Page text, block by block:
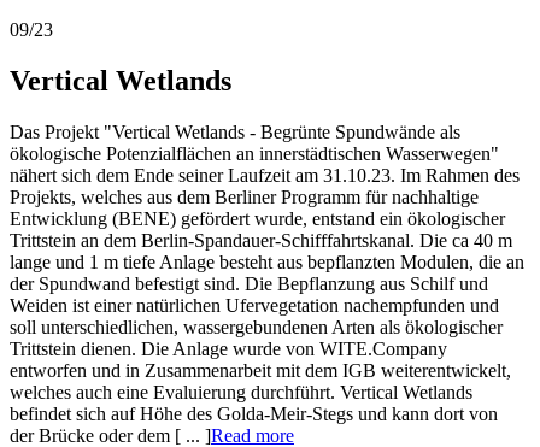
09/23
Vertical Wetlands
Das Projekt "Vertical Wetlands - Begrünte Spundwände als
ökologische Potenzialflächen an innerstädtischen Wasserwegen"
nähert sich dem Ende seiner Laufzeit am 31.10.23. Im Rahmen des
Projekts, welches aus dem Berliner Programm für nachhaltige
Entwicklung (BENE) gefördert wurde, entstand ein ökologischer
Trittstein an dem Berlin-Spandauer-Schifffahrtskanal. Die ca 40 m
lange und 1 m tiefe Anlage besteht aus bepflanzten Modulen, die an
der Spundwand befestigt sind. Die Bepflanzung aus Schilf und
Weiden ist einer natürlichen Ufervegetation nachempfunden und
soll unterschiedlichen, wassergebundenen Arten als ökologischer
Trittstein dienen. Die Anlage wurde von WITE.Company
entworfen und in Zusammenarbeit mit dem IGB weiterentwickelt,
welches auch eine Evaluierung durchführt. Vertical Wetlands
befindet sich auf Höhe des Golda-Meir-Stegs und kann dort von
der Brücke oder dem [ ... ]Read more